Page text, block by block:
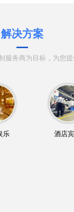
解决方案
服务商为目标，为您
乐 酒店